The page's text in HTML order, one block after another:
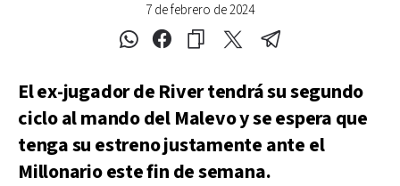
7 de febrero de 2024
El ex-jugador de River tendrá su segundo
ciclo al mando del Malevo y se espera que
tenga su estreno justamente ante el
Millonario este fin de semana.